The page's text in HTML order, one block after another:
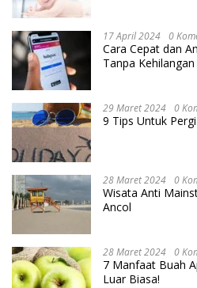
17 April 2024 0
Cara Cepat dan
Tanpa
29 Maret 2024 0
9 Tips Untuk
28 Maret 2024 0
Wisata Anti
Ancol
28 Maret 2024 0
7 Manfaat Buah
Luar Biasa!